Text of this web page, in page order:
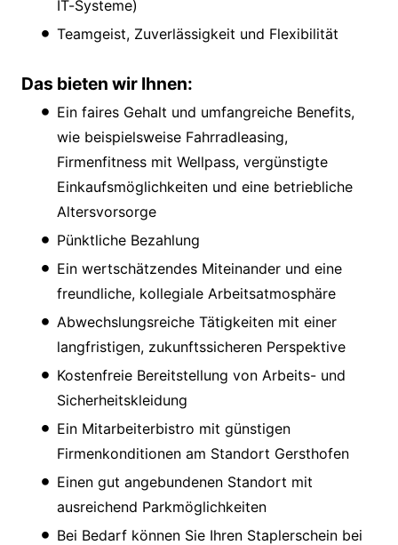
IT-Systeme)
Teamgeist, Zuverlässigkeit und Flexibilität
Das bieten wir Ihnen:
Ein faires Gehalt und umfangreiche Benefits,
wie beispielsweise Fahrradleasing,
Firmenfitness mit Wellpass, vergünstigte
Einkaufsmöglichkeiten und eine betriebliche
Altersvorsorge
Pünktliche Bezahlung
Ein wertschätzendes Miteinander und eine
freundliche, kollegiale Arbeitsatmosphäre
Abwechslungsreiche Tätigkeiten mit einer
langfristigen, zukunftssicheren Perspektive
Kostenfreie Bereitstellung von Arbeits- und
Sicherheitskleidung
Ein Mitarbeiterbistro mit günstigen
Firmenkonditionen am Standort Gersthofen
Einen gut angebundenen Standort mit
ausreichend Parkmöglichkeiten
Bei Bedarf können Sie Ihren Staplerschein bei